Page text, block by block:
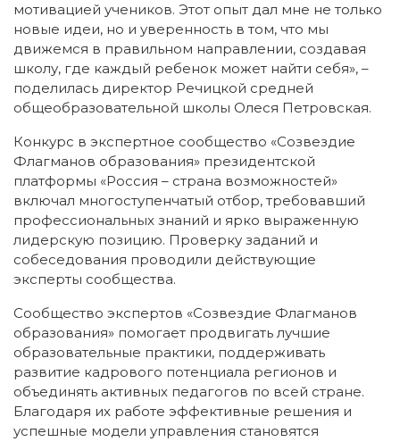
мотивацией учеников. Этот опыт дал мне не только
новые идеи, но и уверенность в том, что мы
движемся в правильном направлении, создавая
школу, где каждый ребенок может найти себя», –
поделилась директор Речицкой средней
общеобразовательной школы Олеся Петровская.
Конкурс в экспертное сообщество «Созвездие
Флагманов образования» президентской
платформы «Россия – страна возможностей»
включал многоступенчатый отбор, требовавший
профессиональных знаний и ярко выраженную
лидерскую позицию. Проверку заданий и
собеседования проводили действующие
эксперты сообщества.
Сообщество экспертов «Созвездие Флагманов
образования» помогает продвигать лучшие
образовательные практики, поддерживать
развитие кадрового потенциала регионов и
объединять активных педагогов по всей стране.
Благодаря их работе эффективные решения и
успешные модели управления становятся